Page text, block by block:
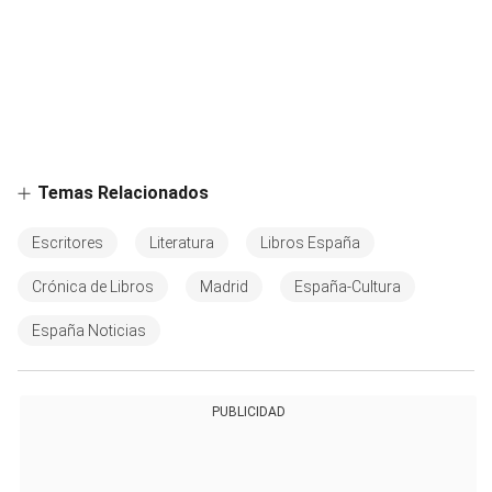
Temas Relacionados
Escritores Literatura Libros España
Crónica de Libros Madrid España-Cultura
España Noticias
PUBLICIDAD